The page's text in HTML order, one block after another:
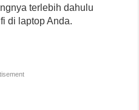
terlebih dahulu
di laptop Anda.